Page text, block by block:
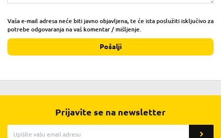
Vaša e-mail adresa neće biti javno objavljena, te će ista poslužiti isključivo za
potrebe odgovaranja na vaš komentar / mišljenje.
Pošalji
Prijavite se na newsletter